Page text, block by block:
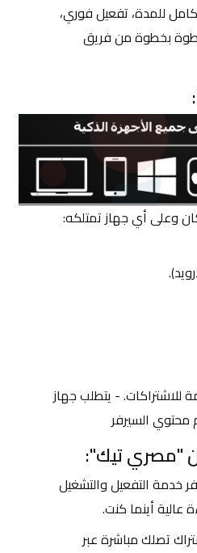
وعلى أي جهاز تمتلكه:
محتوي السيرفر
"مصري تيك":
عالية أينما كنت.